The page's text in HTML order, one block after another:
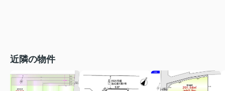
近隣の物件